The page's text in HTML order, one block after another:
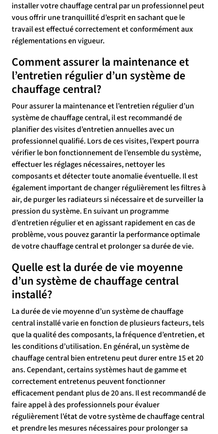
installer votre chauffage central par un professionnel peut
vous offrir une tranquillité d’esprit en sachant que le
travail est effectué correctement et conformément aux
réglementations en vigueur.
Comment assurer la maintenance et
l’entretien régulier d’un système de
chauffage central?
Pour assurer la maintenance et l’entretien régulier d’un
système de chauffage central, il est recommandé de
planifier des visites d’entretien annuelles avec un
professionnel qualifié. Lors de ces visites, l’expert pourra
vérifier le bon fonctionnement de l’ensemble du système,
effectuer les réglages nécessaires, nettoyer les
composants et détecter toute anomalie éventuelle. Il est
également important de changer régulièrement les filtres à
air, de purger les radiateurs si nécessaire et de surveiller la
pression du système. En suivant un programme
d’entretien régulier et en agissant rapidement en cas de
problème, vous pouvez garantir la performance optimale
de votre chauffage central et prolonger sa durée de vie.
Quelle est la durée de vie moyenne
d’un système de chauffage central
installé?
La durée de vie moyenne d’un système de chauffage
central installé varie en fonction de plusieurs facteurs, tels
que la qualité des composants, la fréquence d’entretien, et
les conditions d’utilisation. En général, un système de
chauffage central bien entretenu peut durer entre 15 et 20
ans. Cependant, certains systèmes haut de gamme et
correctement entretenus peuvent fonctionner
efficacement pendant plus de 20 ans. Il est recommandé de
faire appel à des professionnels pour évaluer
régulièrement l’état de votre système de chauffage central
et prendre les mesures nécessaires pour prolonger sa